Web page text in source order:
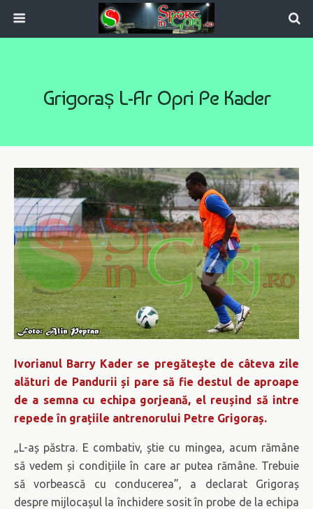
Grigoraș L-Ar Opri Pe Kader
Ivorianul Barry Kader se pregătește de câteva zile
alături de Pandurii și pare să fie destul de aproape
de a semna cu echipa gorjeană, el reușind să intre
repede în grațiile antrenorului Petre Grigoraș.
„L-aș păstra. E combativ, știe cu mingea, acum rămâne
să vedem și condițiile în care ar putea rămâne. Trebuie
să vorbească cu conducerea”, a declarat Grigoraș
despre mijlocașul la închidere sosit în probe de la echipa